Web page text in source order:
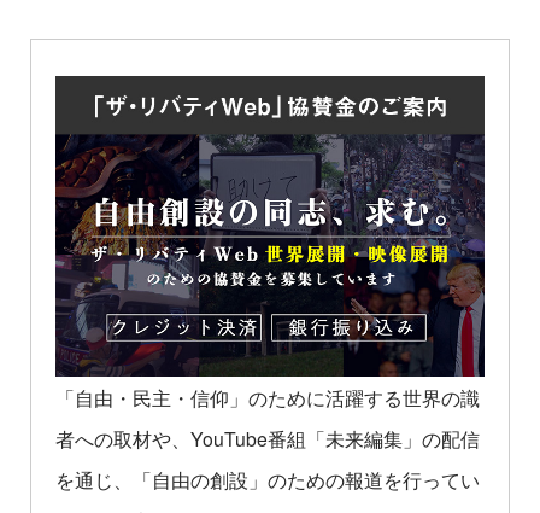
「自由・民主・信仰」のために活躍する世界の識
者への取材や、YouTube番組「未来編集」の配信
を通じ、「自由の創設」のための報道を行ってい